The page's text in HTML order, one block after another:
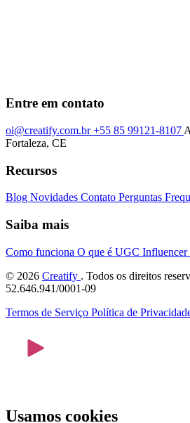
Entre em contato
oi@creatify.com.br+55 85 99121-8107
Fortaleza, CE
Recursos
Blog Novidades Contato Perguntas
Saiba mais
Como funciona O que é UGC
© 2026 Creatify . Todos os direitos
52.646.941/0001-09
Termos de Serviço Política de
Usamos cookies